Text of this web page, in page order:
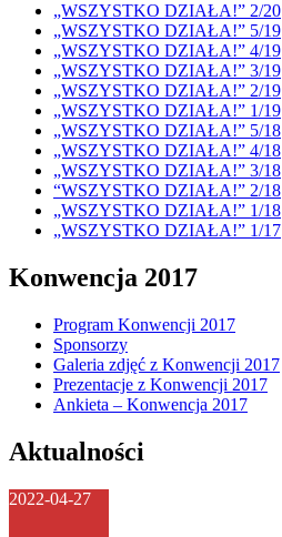
„WSZYSTKO DZIAŁA!” 2/20
„WSZYSTKO DZIAŁA!” 5/19
„WSZYSTKO DZIAŁA!” 4/19
„WSZYSTKO DZIAŁA!” 3/19
„WSZYSTKO DZIAŁA!” 2/19
„WSZYSTKO DZIAŁA!” 1/19
„WSZYSTKO DZIAŁA!” 5/18
„WSZYSTKO DZIAŁA!” 4/18
„WSZYSTKO DZIAŁA!” 3/18
“WSZYSTKO DZIAŁA!” 2/18
„WSZYSTKO DZIAŁA!” 1/18
„WSZYSTKO DZIAŁA!” 1/17
Konwencja 2017
Program Konwencji 2017
Sponsorzy
Galeria zdjęć z Konwencji 2017
Prezentacje z Konwencji 2017
Ankieta – Konwencja 2017
Aktualności
2022-04-27